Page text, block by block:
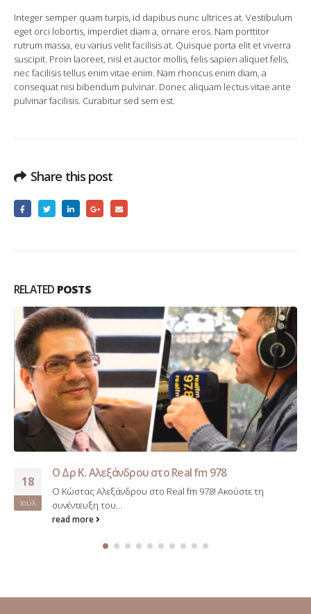
Integer semper quam turpis, id dapibus nunc ultrices at. Vestibulum
eget orci lobortis, imperdiet diam a, ornare eros. Nam porttitor
rutrum massa, eu varius velit facilisis at. Quisque porta elit et viverra
suscipit. Proin laoreet, nisl et auctor mollis, felis sapien aliquet felis,
nec facilisis tellus enim vitae enim. Nam rhoncus enim diam, a
consequat nisi bibendum pulvinar. Donec aliquam lectus vitae ante
pulvinar facilisis. Curabitur sed sem est.
Share this post
RELATED POSTS
18
Ιούλ
Ο Δρ Κ. Αλεξάνδρου στο Real fm 978
Ο Κώστας Αλεξάνδρου στο Real fm 978! Ακούστε τη
συνέντευξη του...
read more